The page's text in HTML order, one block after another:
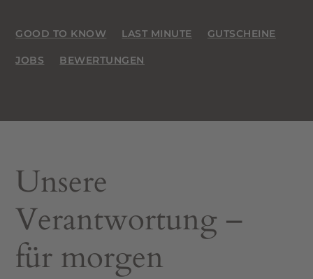
GOOD TO KNOW LAST MINUTE GUTSCHEINE
JOBS BEWERTUNGEN
Unsere
Verantwortung –
für morgen